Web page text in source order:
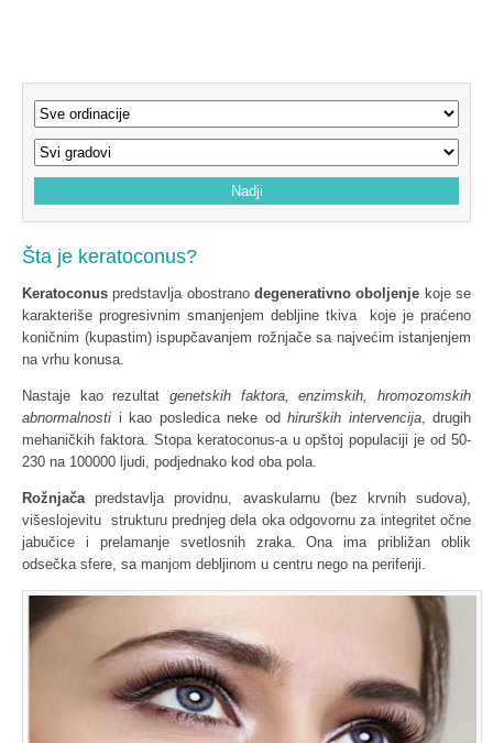
Šta je keratoconus?
Keratoconus predstavlja obostrano degenerativno oboljenje koje se
karakteriše progresivnim smanjenjem debljine tkiva koje je praćeno
koničnim (kupastim) ispupčavanjem rožnjače sa najvećim istanjenjem
na vrhu konusa.
Nastaje kao rezultat genetskih faktora, enzimskih, hromozomskih
abnormalnosti i kao posledica neke od hirurških intervencija, drugih
mehaničkih faktora. Stopa keratoconus-a u opštoj populaciji je od 50-
230 na 100000 ljudi, podjednako kod oba pola.
Rožnjačapredstavlja providnu, avaskularnu (bez krvnih sudova),
višeslojevitu strukturu prednjeg dela oka odgovornu za integritet očne
jabučice i prelamanje svetlosnih zraka. Ona ima približan oblik
odsečka sfere, sa manjom debljinom u centru nego na periferiji.